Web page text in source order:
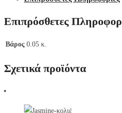
Επιπρόσθετες
Βάρος 0.05 κ.
Σχετικά προϊόντα